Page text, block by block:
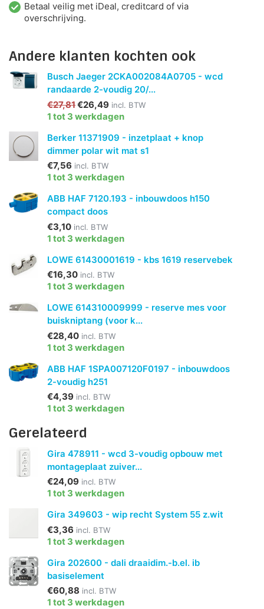
Betaal veilig met iDeal, creditcard of via
overschrijving.
Andere klanten kochten ook
Busch Jaeger 2CKA002084A0705 - wcd
randaarde 2-voudig 20/...
€27,81€26,49 incl. BTW
1 tot 3 werkdagen
Berker 11371909 - inzetplaat + knop
dimmer polar wit mat s1
€7,56 incl. BTW
1 tot 3 werkdagen
ABB HAF 7120.193 - inbouwdoos h150
compact doos
€3,10 incl. BTW
1 tot 3 werkdagen
LOWE 61430001619 - kbs 1619 reservebek
€16,30 incl. BTW
1 tot 3 werkdagen
LOWE 614310009999 - reserve mes voor
buiskniptang (voor k...
€28,40 incl. BTW
1 tot 3 werkdagen
ABB HAF 1SPA007120F0197 - inbouwdoos
2-voudig h251
€4,39 incl. BTW
1 tot 3 werkdagen
Gerelateerd
Gira 478911 - wcd 3-voudig opbouw met
montageplaat zuiver...
€24,09 incl. BTW
1 tot 3 werkdagen
Gira 349603 - wip recht System 55 z.wit
€3,36 incl. BTW
1 tot 3 werkdagen
Gira 202600 - dali draaidim.-b.el. ib
basiselement
€60,88 incl. BTW
1 tot 3 werkdagen